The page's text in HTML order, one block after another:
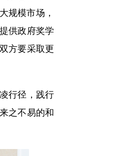
规模市场，
供政府奖学
方要采取更
行径，践行
之不易的和